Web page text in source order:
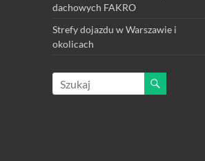
dachowych FAKRO
Strefy dojazdu w Warszawie i
okolicach